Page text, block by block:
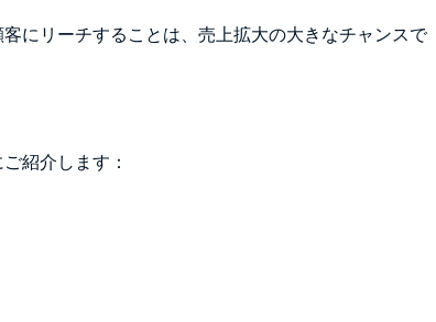
にリーチすることは、売上拡大の大きなチャンスで
紹介します：